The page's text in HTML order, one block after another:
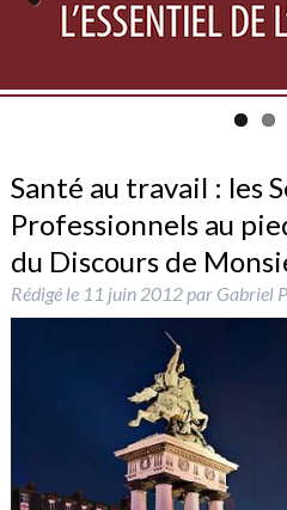
Previous
Santé au travail : les
Professionnels au
du Discours de
Rédigé le 11 juin 2012par Gabriel